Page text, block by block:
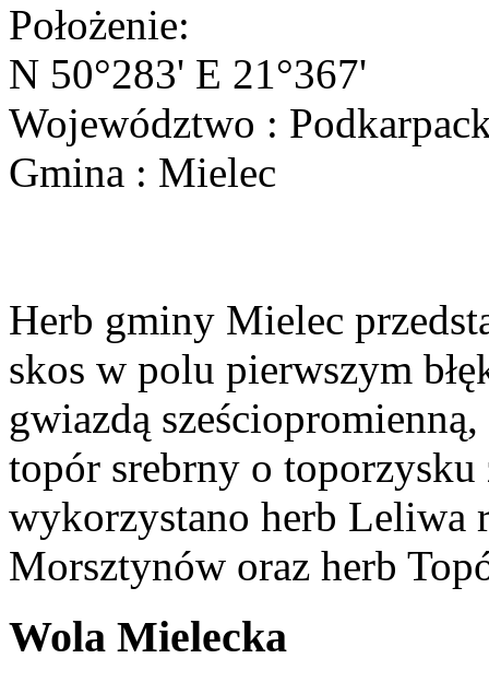
Położenie:
N 50°283' E 21°367'
Województwo :
Gmina : Mielec
Herb gminy Mielec
skos w polu pierwszym
gwiazdą
topór srebrny o
wykorzystano herb Leliwa
Morsztynów oraz herb
Wola Mielecka